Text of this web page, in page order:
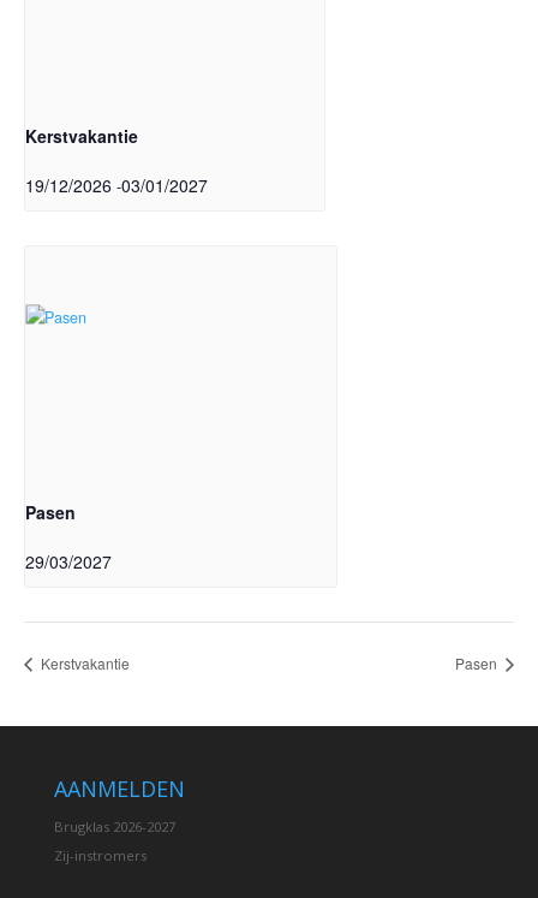
Kerstvakantie
19/12/2026 -03/01/2027
Pasen
29/03/2027
Kerstvakantie Pasen
AANMELDEN
Brugklas 2026-2027
Zij-instromers